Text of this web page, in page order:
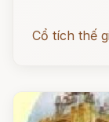
Cổ tích thế